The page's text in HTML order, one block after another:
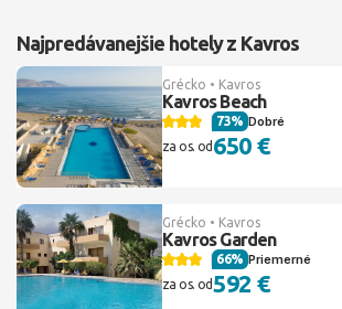
Najpredávanejšie hotely z Kavros
Grécko • Kavros
Kavros Beach
Dobré
73%
za os. od 650 €
Grécko • Kavros
Kavros Garden
Priemerné
66%
za os. od592 €